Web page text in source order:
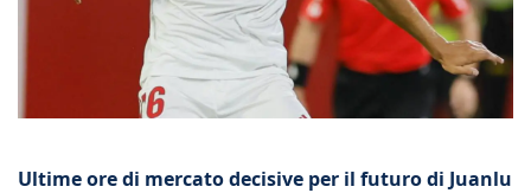
Ultime ore di mercato decisive per il futuro di Juanlu